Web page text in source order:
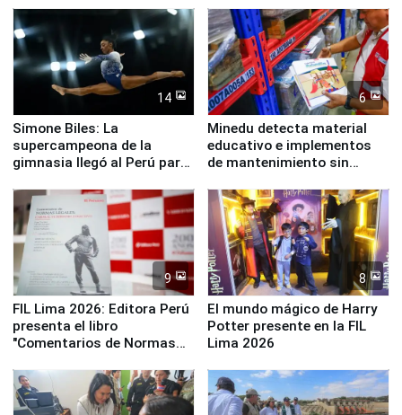
14
Simone Biles: La
supercampeona de la
gimnasia llegó al Perú para
Panamericanos Lima 2027
6
Minedu detecta material
educativo e implementos
de mantenimiento sin
la UGEL 2
9
FIL Lima 2026: Editora Perú
presenta el libro
"Comentarios de Normas
Derecho Colectivo"
8
El mundo mágico de Harry
Potter presente en la FIL
Lima 2026